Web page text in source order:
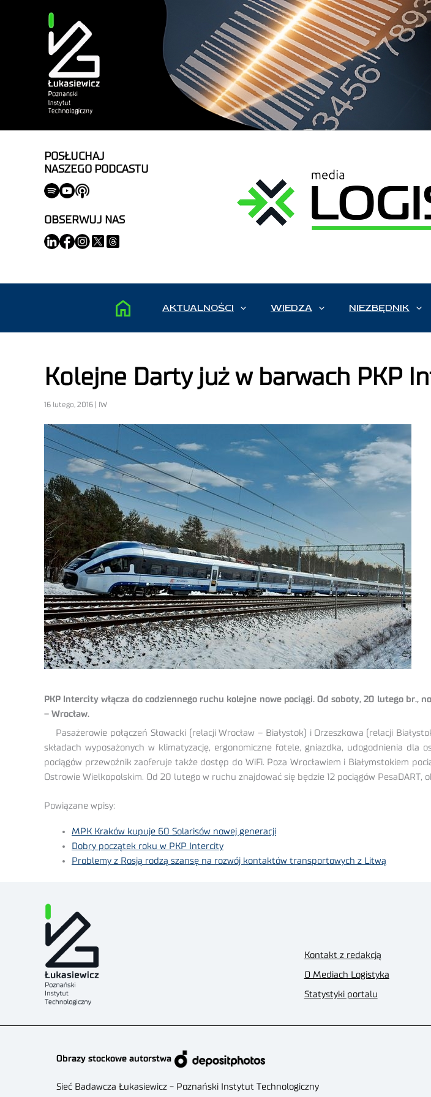
POSŁUCHAJ
NASZEGO PODCASTU
OBSERWUJ NAS
AKTUALNOŚCI WIEDZA NIEZBĘDNIK
Kolejne Darty już w barwach PKP
16 lutego, 2016 | IW
PKP Intercity włącza do codziennego ruchu kolejne nowe pociągi. Od soboty, 20 lutego br.,
– Wrocław.
Pasażerowie połączeń Słowacki (relacji Wrocław – Białystok) i Orzeszkowa (relacji
składach wyposażonych w klimatyzację, ergonomiczne fotele, gniazdka, udogodnienia dla
pociągów przewoźnik zaoferuje także dostęp do WiFi. Poza Wrocławiem i Białymstokiem
Ostrowie Wielkopolskim. Od 20 lutego w ruchu znajdować się będzie 12 pociągów PesaDART,
Powiązane wpisy:
MPK Kraków kupuje 60 Solarisów nowej generacji
Dobry początek roku w PKP Intercity
Problemy z Rosją rodzą szansę na rozwój kontaktów transportowych z Litwą
Kontakt z redakcją
O Mediach Logistyka
Statystyki portalu
Obrazy stockowe autorstwa
Sieć Badawcza Łukasiewicz - Poznański Instytut Technologiczny